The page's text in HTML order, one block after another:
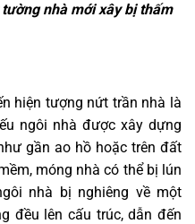
nhà mới xây bị thấm
hiện tượng nứt trần nhà là
ngôi nhà được xây dựng
gần ao hồ hoặc trên đất
móng nhà có thể bị lún
nhà bị nghiêng về một
đều lên cấu trúc, dẫn đến